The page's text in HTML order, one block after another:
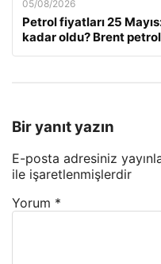
05/08/2026
Petrol fiyatları 25
kadar oldu? Brent
Bir yanıt yazın
E-posta adresiniz
ile işaretlenmişlerdir
Yorum *